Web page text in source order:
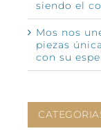
siendo el
Mos nos
piezas
con su